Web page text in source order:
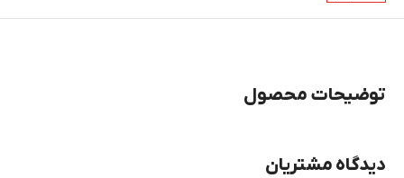
توضیحات محصول
دیدگاه مشتریان